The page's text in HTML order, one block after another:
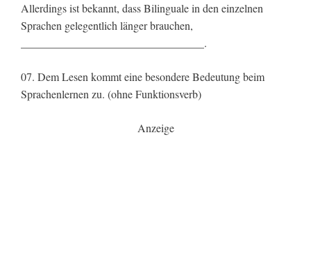
Allerdings ist bekannt, dass Bilinguale in den einzelnen
Sprachen gelegentlich länger brauchen,
_________________________________.
07. Dem Lesen kommt eine besondere Bedeutung beim
Sprachenlernen zu. (ohne Funktionsverb)
Anzeige